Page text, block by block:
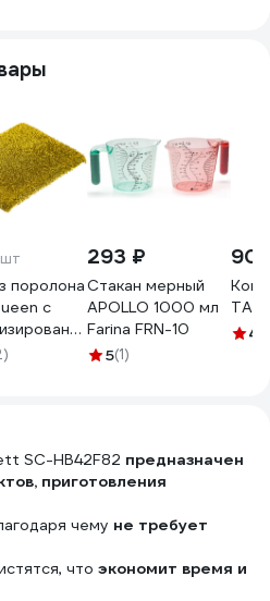
поролона
с
293 ₽
Стакан мерный
APOLLO 1000 мл
Farina FRN-10
5(1)
4.9
SC-HB42F82 предназначен
приготовления
чему не требует
что экономит время и